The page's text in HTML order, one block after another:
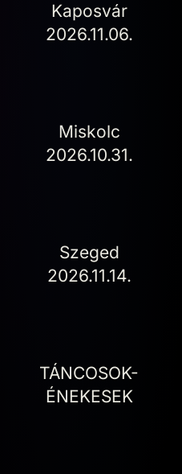
Kaposvár
2026.11.06.
Miskolc
2026.10.31.
Szeged
2026.11.14.
TÁNCOSOK-
ÉNEKESEK